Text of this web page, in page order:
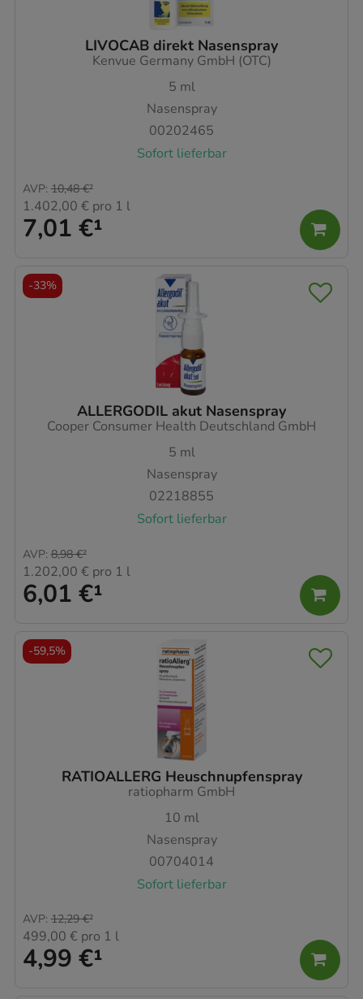
LIVOCAB direkt Nasenspray
Kenvue Germany GmbH (OTC)
5 ml
Nasenspray
00202465
Sofort lieferbar
7,01 €¹
AVP: 10,48 €²
1.402,00 € pro 1 l
ALLERGODIL akut Nasenspray
Cooper Consumer Health Deutschland GmbH
5 ml
Nasenspray
02218855
Sofort lieferbar
6,01 €¹
AVP: 8,98 €²
1.202,00 € pro 1 l
-33%
RATIOALLERG Heuschnupfenspray
ratiopharm GmbH
10 ml
Nasenspray
00704014
Sofort lieferbar
4,99 €¹
AVP: 12,29 €²
499,00 € pro 1 l
-59,5%